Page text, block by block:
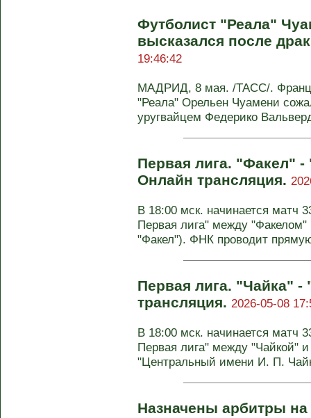
Футболист "Реала"
высказался после
19:46:42
МАДРИД, 8 мая. /ТАСС/.
"Реала" Орельен Чуамени
уругвайцем Федерико
Первая лига. "Факел"
Онлайн трансляция.
В 18:00 мск. начинается матч
Первая лига" между
"Факел"). ФНК проводит
Первая лига. "Чайка"
трансляция. 2026-05-08
В 18:00 мск. начинается матч
Первая лига" между "Чайкой"
"Центральный имени И. П.
Назначены арбитры